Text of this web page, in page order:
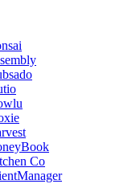
Co